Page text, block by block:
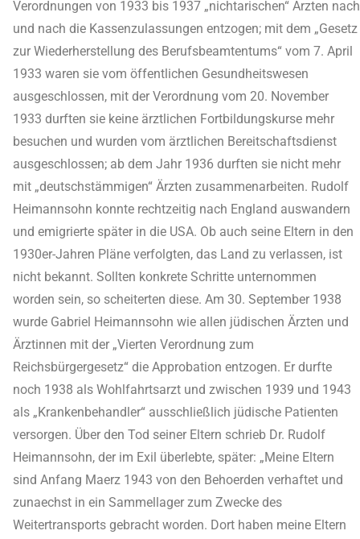
Verordnungen von 1933 bis 1937 „nichtarischen“ Ärzten nach
und nach die Kassenzulassungen entzogen; mit dem „Gesetz
zur Wiederherstellung des Berufsbeamtentums“ vom 7. April
1933 waren sie vom öffentlichen Gesundheitswesen
ausgeschlossen, mit der Verordnung vom 20. November
1933 durften sie keine ärztlichen Fortbildungskurse mehr
besuchen und wurden vom ärztlichen Bereitschaftsdienst
ausgeschlossen; ab dem Jahr 1936 durften sie nicht mehr
mit „deutschstämmigen“ Ärzten zusammenarbeiten. Rudolf
Heimannsohn konnte rechtzeitig nach England auswandern
und emigrierte später in die USA. Ob auch seine Eltern in den
1930er-Jahren Pläne verfolgten, das Land zu verlassen, ist
nicht bekannt. Sollten konkrete Schritte unternommen
worden sein, so scheiterten diese. Am 30. September 1938
wurde Gabriel Heimannsohn wie allen jüdischen Ärzten und
Ärztinnen mit der „Vierten Verordnung zum
Reichsbürgergesetz“ die Approbation entzogen. Er durfte
noch 1938 als Wohlfahrtsarzt und zwischen 1939 und 1943
als „Krankenbehandler“ ausschließlich jüdische Patienten
versorgen. Über den Tod seiner Eltern schrieb Dr. Rudolf
Heimannsohn, der im Exil überlebte, später: „Meine Eltern
sind Anfang Maerz 1943 von den Behoerden verhaftet und
zunaechst in ein Sammellager zum Zwecke des
Weitertransports gebracht worden. Dort haben meine Eltern